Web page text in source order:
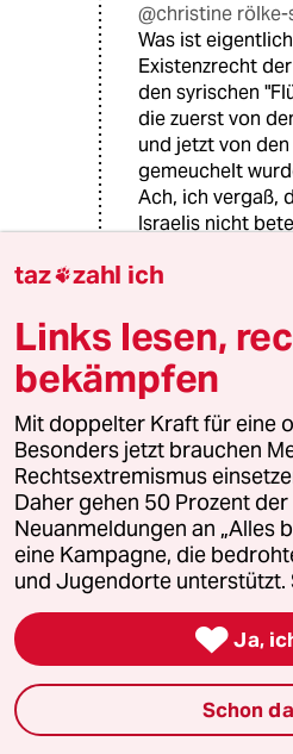
@christine
Was ist
Existenzrecht
den syrischen
die zuerst von
und jetzt von den
gemeuchelt
Ach, ich vergaß,
Israelis nicht
Tecumseh
08.04.2015
@sb123:
Die Menschen
sicher wohl, von
Wir wissen
großzügiges
diese vielfach
hat.
christine rölke-
08.04.2015,16:35
@sb123:
taz zahl ich
Links lesen,
bekämpfen
Mit doppelter Kraft für eine
Besonders jetzt brauchen
Rechtsextremismus
Daher gehen 50 Prozent
Neuanmeldungen an „Alles
eine Kampagne, die
und Jugendorte unterstützt.
 Ja,
Schon